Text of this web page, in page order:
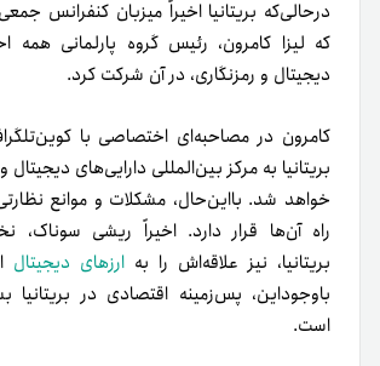
در‌حالی‌که بریتانیا اخیراً میزبان کنفرانس
که لیزا کامرون، رئیس گروه پارلمانی همه‌
دیجیتال و رمزنگاری، در آن شرکت کرد.
کامرون در مصاحبه‌ای اختصاصی با
بریتانیا به مرکز بین‌المللی دارایی‌های دیجیتال
خواهد شد. با‌این‌حال، مشکلات و موانع
راه آن‌ها قرار دارد. اخیراً ریشی سوناک،
بریتانیا، نیز علاقه‌اش را به ارزهای دیجیتال
با‌وجود‌این، پس‌زمینه اقتصادی در بریتانیا
است.